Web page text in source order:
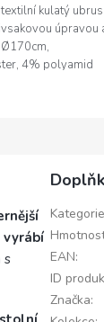
kulatý
úpravou
4% polyamid
vyrábí
s
Kategorie
EAN:
ID
Značka: